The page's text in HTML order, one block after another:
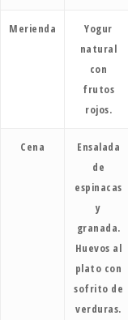
Merienda
Yogur
natural
con
frutos
rojos.
Cena
Ensalada
de
espinacas
y
granada.
Huevos al
plato con
sofrito de
verduras.